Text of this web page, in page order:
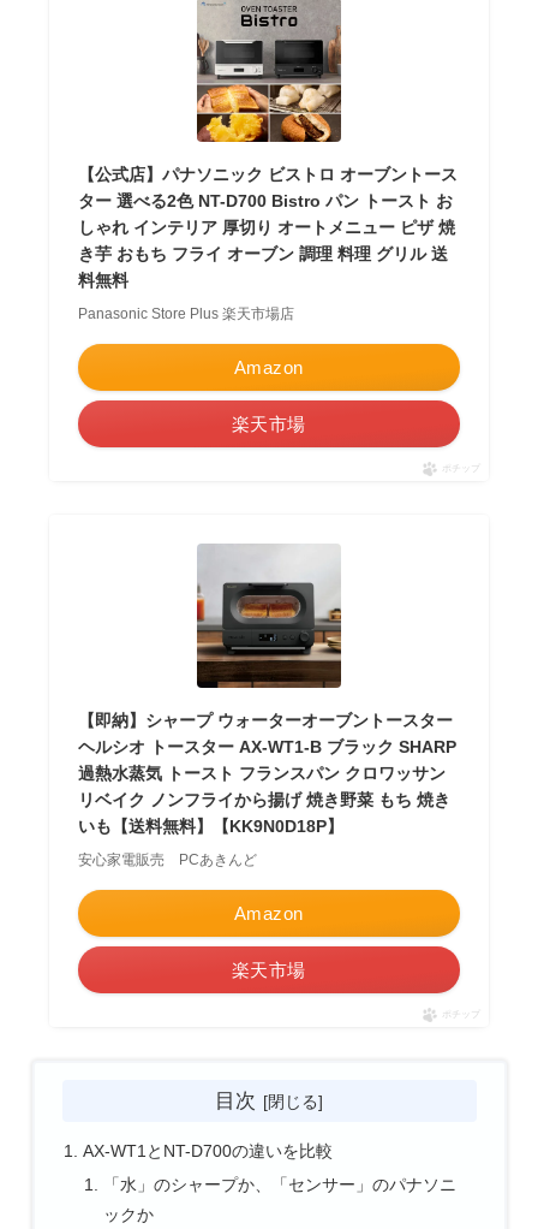
【公式店】パナソニック ビストロ オーブントース
ター 選べる2色 NT-D700 Bistro パン トースト お
しゃれ インテリア 厚切り オートメニュー ピザ 焼
き芋 おもち フライ オーブン 調理 料理 グリル 送
料無料
Panasonic Store Plus 楽天市場店
Amazon
楽天市場
ポチップ
【即納】シャープ ウォーターオーブントースター
ヘルシオ トースター AX-WT1-B ブラック SHARP
過熱水蒸気 トースト フランスパン クロワッサン
リベイク ノンフライから揚げ 焼き野菜 もち 焼き
いも【送料無料】【KK9N0D18P】
安心家電販売 PCあきんど
Amazon
楽天市場
ポチップ
目次
AX-WT1とNT-D700の違いを比較
「水」のシャープか、「センサー」のパナソニ
ックか